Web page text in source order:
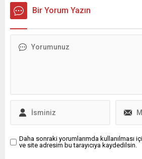
düzenleme, konaklama
tesislerinden halı yıkama
Bir Yorum Yazın
Daha sonraki yorumlarımda kullanılması
ve site adresim bu tarayıcıya kaydedilsin.